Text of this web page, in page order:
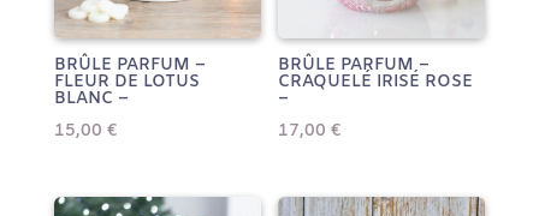
BRÛLE PARFUM –
FLEUR DE LOTUS
BLANC –
15,00 €
BRÛLE PARFUM –
CRAQUELÉ IRISÉ ROSE
–
17,00€